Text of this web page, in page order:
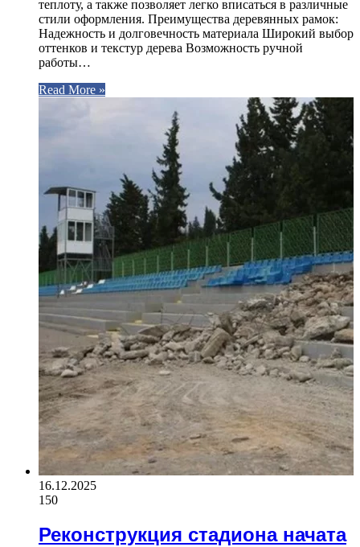
теплоту, а также позволяет легко вписаться в различные
стили оформления. Преимущества деревянных рамок:
Надежность и долговечность материала Широкий выбор
оттенков и текстур дерева Возможность ручной
работы…
Read More »
16.12.2025
150
Реконструкция стадиона начата